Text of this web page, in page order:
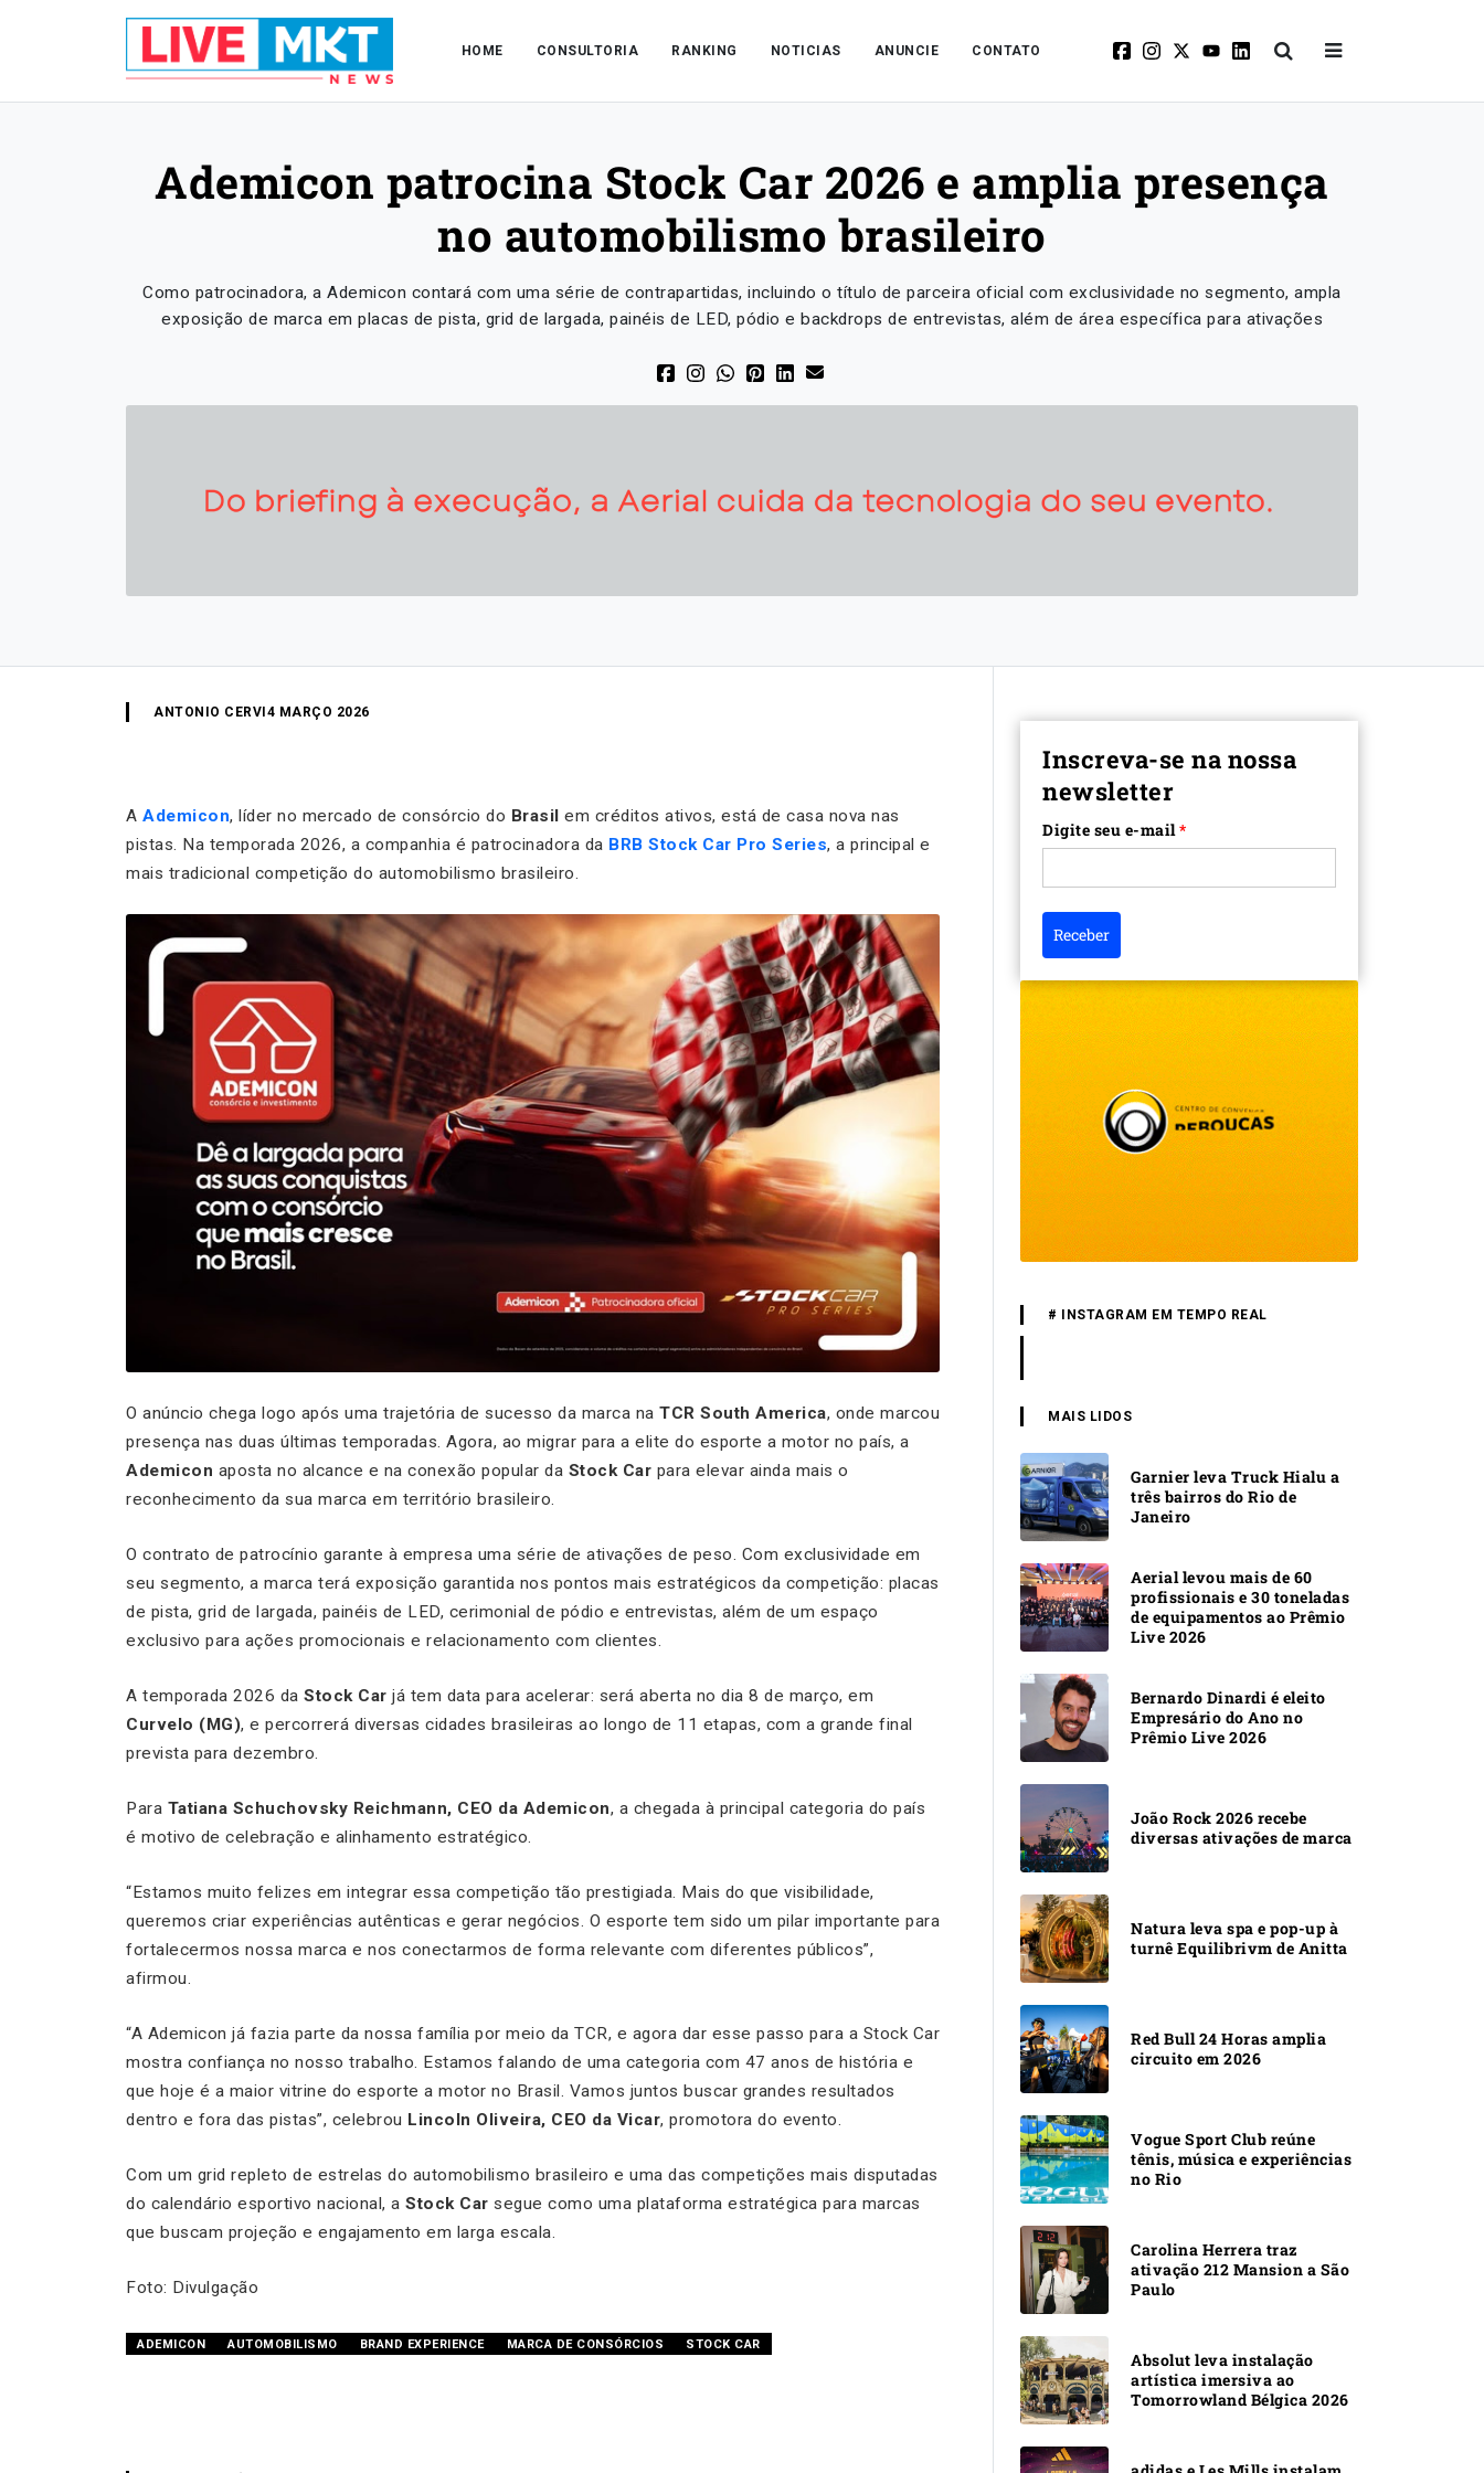
HOME CONSULTORIA RANKING NOTICIAS ANUNCIE CONTATO
Ademicon patrocina Stock Car 2026 e amplia presença
no automobilismo brasileiro
Como patrocinadora, a Ademicon contará com uma série de contrapartidas, incluindo o título de parceira oficial com exclusividade no segmento, ampla
exposição de marca em placas de pista, grid de largada, painéis de LED, pódio e backdrops de entrevistas, além de área específica para ativações
ANTONIO CERVI 4 MARÇO 2026
A Ademicon, líder no mercado de consórcio do Brasil em créditos ativos, está de casa nova nas
pistas. Na temporada 2026, a companhia é patrocinadora da BRB Stock Car Pro Series, a principal e
mais tradicional competição do automobilismo brasileiro.
O anúncio chega logo após uma trajetória de sucesso da marca na TCR South America, onde marcou
presença nas duas últimas temporadas. Agora, ao migrar para a elite do esporte a motor no país, a
Ademicon aposta no alcance e na conexão popular da Stock Car para elevar ainda mais o
reconhecimento da sua marca em território brasileiro.
O contrato de patrocínio garante à empresa uma série de ativações de peso. Com exclusividade em
seu segmento, a marca terá exposição garantida nos pontos mais estratégicos da competição: placas
de pista, grid de largada, painéis de LED, cerimonial de pódio e entrevistas, além de um espaço
exclusivo para ações promocionais e relacionamento com clientes.
A temporada 2026 da Stock Car já tem data para acelerar: será aberta no dia 8 de março, em
Curvelo (MG), e percorrerá diversas cidades brasileiras ao longo de 11 etapas, com a grande final
prevista para dezembro.
Para Tatiana Schuchovsky Reichmann, CEO da Ademicon, a chegada à principal categoria do país
é motivo de celebração e alinhamento estratégico.
“Estamos muito felizes em integrar essa competição tão prestigiada. Mais do que visibilidade,
queremos criar experiências autênticas e gerar negócios. O esporte tem sido um pilar importante para
fortalecermos nossa marca e nos conectarmos de forma relevante com diferentes públicos”,
afirmou.
“A Ademicon já fazia parte da nossa família por meio da TCR, e agora dar esse passo para a Stock Car
mostra confiança no nosso trabalho. Estamos falando de uma categoria com 47 anos de história e
que hoje é a maior vitrine do esporte a motor no Brasil. Vamos juntos buscar grandes resultados
dentro e fora das pistas”, celebrou Lincoln Oliveira, CEO da Vicar, promotora do evento.
Com um grid repleto de estrelas do automobilismo brasileiro e uma das competições mais disputadas
do calendário esportivo nacional, a Stock Car segue como uma plataforma estratégica para marcas
que buscam projeção e engajamento em larga escala.
Foto: Divulgação
ADEMICON AUTOMOBILISMO BRAND EXPERIENCE MARCA DE CONSÓRCIOS STOCK CAR
Inscreva-se na nossa
newsletter
Digite seu e-mail*
Receber
# INSTAGRAM EM TEMPO REAL
MAIS LIDOS
Garnier leva Truck Hialu a
três bairros do Rio de
Janeiro
Aerial levou mais de 60
profissionais e 30 toneladas
de equipamentos ao Prêmio
Live 2026
Bernardo Dinardi é eleito
Empresário do Ano no
Prêmio Live 2026
João Rock 2026 recebe
diversas ativações de marca
Natura leva spa e pop-up à
turnê Equilibrivm de Anitta
Red Bull 24 Horas amplia
circuito em 2026
Vogue Sport Club reúne
tênis, música e experiências
no Rio
Carolina Herrera traz
ativação 212 Mansion a São
Paulo
Absolut leva instalação
artística imersiva ao
Tomorrowland Bélgica 2026